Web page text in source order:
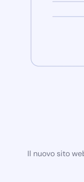
Il nuovo sito